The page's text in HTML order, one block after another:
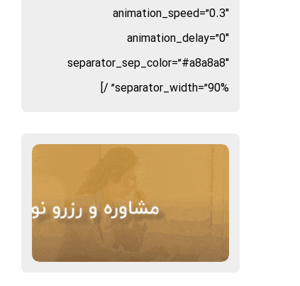
animation_speed=”0.3″
animation_delay=”0″
separator_sep_color=”#a8a8a8″
separator_width=”90%” /]